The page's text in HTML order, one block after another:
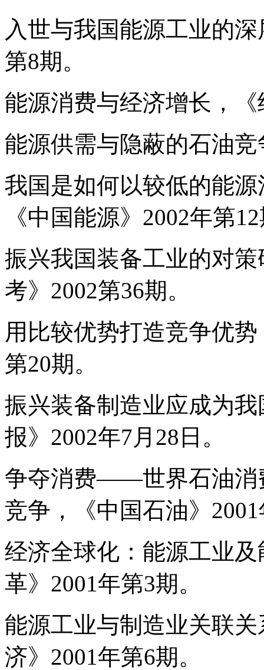
入世与我国能源工业的
第8期。
能源消费与经济增长，
能源供需与隐蔽的石油
我国是如何以较低的能
《中国能源》2002年第
振兴我国装备工业的对
考》2002第36期。
用比较优势打造竞争优
第20期。
振兴装备制造业应成为
报》2002年7月28日。
争夺消费——世界石油消
竞争，《中国石油》
经济全球化：能源工业
革》2001年第3期。
能源工业与制造业关联
济》2001年第6期。